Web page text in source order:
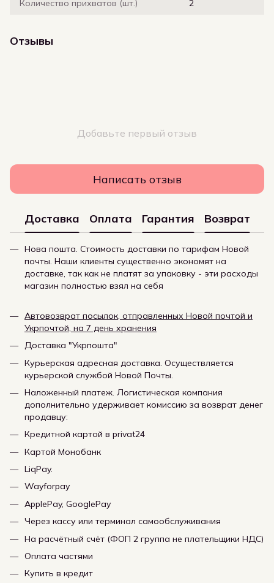
Количество прихватов (шт.) 2
Отзывы
Добавьте первый отзыв
Написать отзыв
Доставка Оплата Гарантия Возврат
Нова пошта. Стоимость доставки по тарифам Новой
почты. Наши клиенты существенно экономят на
доставке, так как не платят за упаковку - эти расходы
магазин полностью взял на себя
Автовозврат посылок, отправленных Новой почтой и
Укрпочтой, на 7 день хранения
Доставка "Укрпошта"
Курьерская адресная доставка. Осуществляется
курьерской службой Новой Почты.
Наложенный платеж. Логистическая компания
дополнительно удерживает комиссию за возврат денег
продавцу:
Кредитной картой в privat24
Картой Монобанк
LiqPay.
Wayforpay
ApplePay, GooglePay
Через кассу или терминал самообслуживания
На расчётный счёт (ФОП 2 группа не плательщики НДС)
Оплата частями
Купить в кредит